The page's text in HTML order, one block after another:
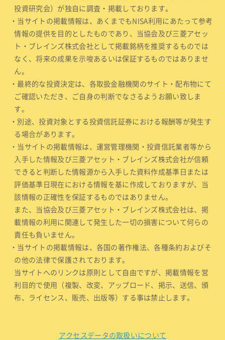
投資研究会）が独自に調査・掲載しております。
・当サイトの掲載情報は、あくまでもNISA利用にあたって参考
情報の提供を目的としたものであり、当協会及び三菱アセッ
ト・ブレインズ株式会社として掲載銘柄を推奨するものでは
なく、将来の成果を示唆あるいは保証するものではありませ
ん。
・最終的な投資決定は、各取扱金融機関のサイト・配布物にて
ご確認いただき、ご自身の判断でなさるようお願い致しま
す。
・別途、投資対象とする投資信託証券における報酬等が発生す
る場合があります。
・当サイトの掲載情報は、運営管理機関・投資信託業者等から
入手した情報及び三菱アセット・ブレインズ株式会社が信頼
できると判断した情報源から入手した資料作成基準日または
評価基準日現在における情報を基に作成しておりますが、当
該情報の正確性を保証するものではありません。
また、当協会及び三菱アセット・ブレインズ株式会社は、掲
載情報の利用に関連して発生した一切の損害について何らの
責任も負いません。
・当サイトの掲載情報は、各国の著作権法、各種条約およびそ
の他の法律で保護されております。
当サイトへのリンクは原則として自由ですが、掲載情報を営
利目的で使用（複製、改変、アップロード、掲示、送信、頒
布、ライセンス、販売、出版等）する事は禁止します。
アクセスデータの取扱いについて